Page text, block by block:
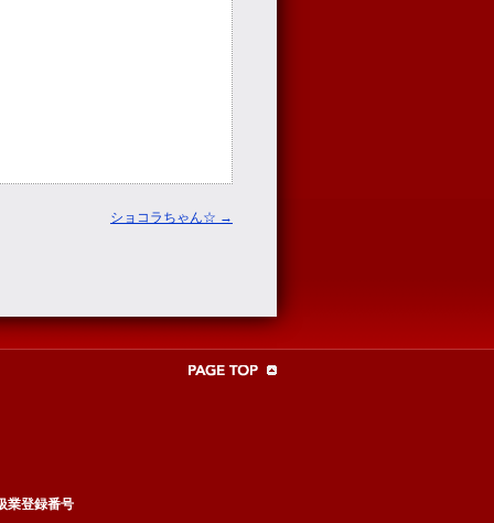
ショコラちゃん☆ →
業登録番号